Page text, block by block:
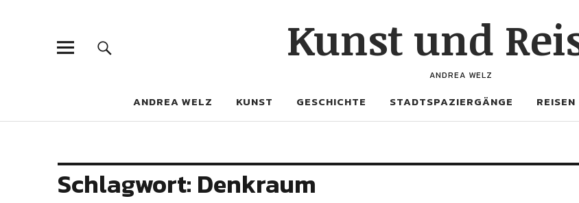
Kunst und
ANDREA WELZ
ANDREA WELZ KUNST GESCHICHTE STADTSPAZIERGÄNGE REISEN
Schlagwort: Denkraum